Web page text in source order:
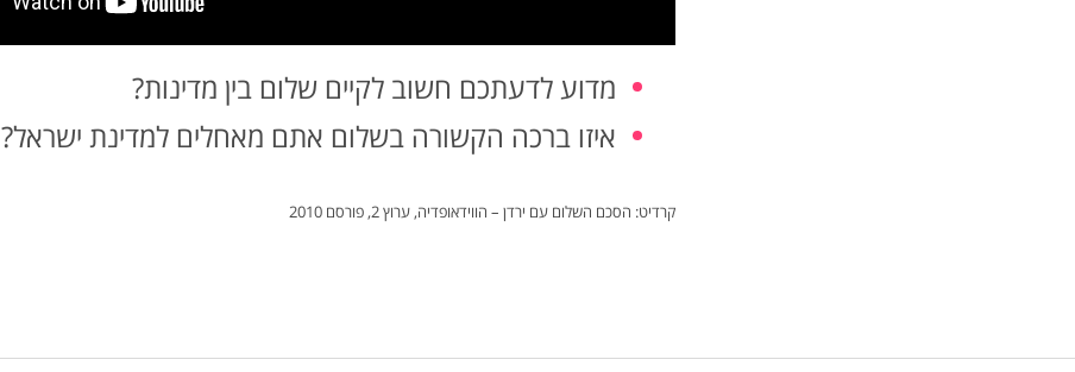
מדוע לדעתכם חשוב לקיים שלום בין מדינות?
איזו ברכה הקשורה בשלום אתם מאחלים למדינת ישראל?
קרדיט: הסכם השלום עם ירדן – הווידאופדיה, ערוץ 2, פורסם 2010